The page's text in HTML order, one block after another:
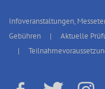
Infoveranstaltungen,
Gebühren
Aktuelle